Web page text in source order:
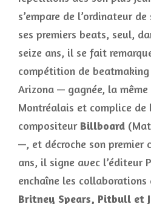
s’empare de l’ordinateur
ses premiers beats, seul,
seize ans, il se fait
compétition de beatmaking
Arizona — gagnée, la
Montréalais et complice de
compositeurBillboard
—, et décroche son premier
ans, il signe avec l’éditeur
enchaîne les collaborations
Britney Spears, Pitbull et